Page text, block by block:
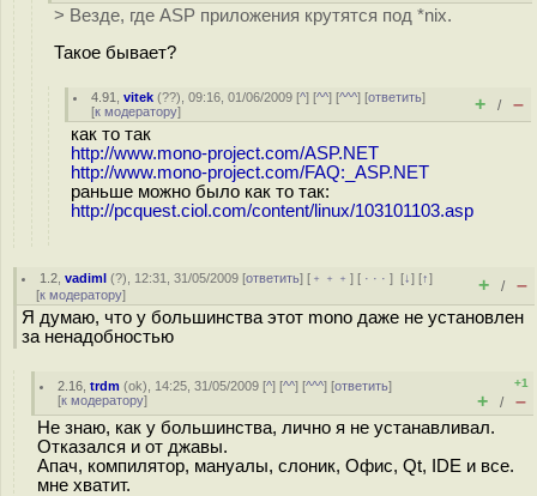
> Везде, где ASP приложения крутятся под *nix.
Такое бывает?
4.91 ,vitek (??), 09:16, 01/06/2009 [^] [^^] [^^^] [ответить]
[к модератору] + / –
как то так
http://www.mono-project.com/ASP.NET
http://www.mono-project.com/FAQ:_ASP.NET
раньше можно было как то так:
http://pcquest.ciol.com/content/linux/103101103.asp
1.2 ,vadiml (?), 12:31, 31/05/2009 [ответить] [ ﹢﹢﹢] [ · · ·][↓] [↑]
[к модератору] + / –
Я думаю, что у большинства этот mono даже не установлен
за ненадобностью
2.16 ,trdm (ok), 14:25, 31/05/2009 [^] [^^] [^^^] [ответить]
[к модератору]
+1
+ / –
Не знаю, как у большинства, лично я не устанавливал.
Отказался и от джавы.
Апач, компилятор, мануалы, слоник, Офис, Qt, IDE и все.
мне хватит.